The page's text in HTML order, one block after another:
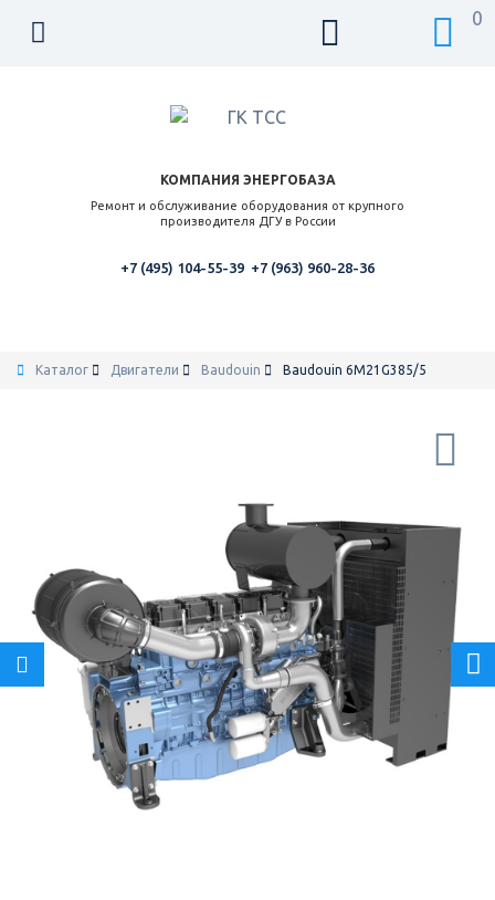
КОМПАНИЯ ЭНЕРГОБАЗА
Ремонт и обслуживание оборудования от крупного
производителя ДГУ в России
0
+7 (495) 104-55-39 +7 (963) 960-28-36
Каталог Двигатели Baudouin Baudouin 6M21G385/5